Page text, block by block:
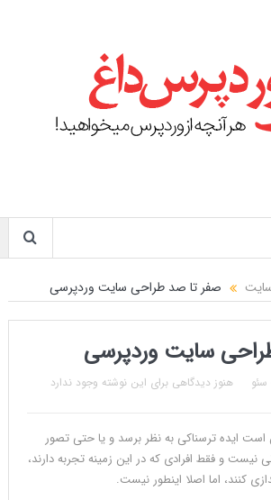
صفر تا صد طراحی سایت وردپرسی
سایت وردپرسی
سئو
هنوز دیدگاهی برای این نوشته وجود ندارد
ایده ترسناکی به نظر برسد و یا حتی تصور
نیست و فقط افرادی که در این زمینه تجربه دارند،
کنند، اما اصلا اینطور نیست.